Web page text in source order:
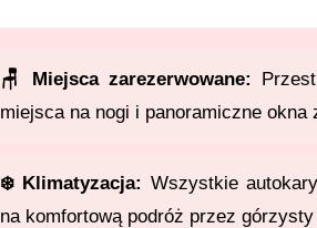
🪑 Miejsca zarezerwowane:
miejsca na nogi i panoramiczne okna
❄️ Klimatyzacja: Wszystkie
na komfortową podróż przez